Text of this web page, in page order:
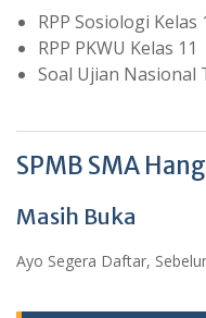
RPP Sosiologi Kelas
RPP PKWU Kelas 11
Soal Ujian Nasional
SPMB SMA
Masih Buka
Ayo Segera Daftar,